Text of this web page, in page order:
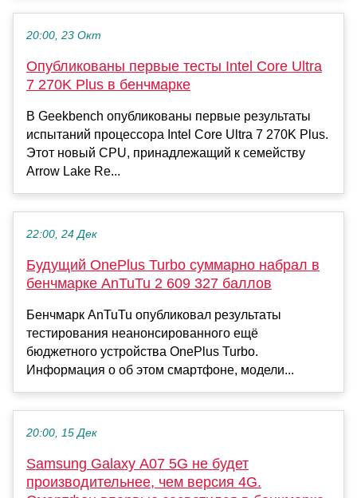
20:00, 23 Окт
Опубликованы первые тесты Intel Core Ultra
7 270K Plus в бенчмарке
В Geekbench опубликованы первые результаты
испытаний процессора Intel Core Ultra 7 270K Plus.
Этот новый CPU, принадлежащий к семейству
Arrow Lake Re...
22:00, 24 Дек
Будущий OnePlus Turbo суммарно набрал в
бенчмарке AnTuTu 2 609 327 баллов
Бенчмарк AnTuTu опубликовал результаты
тестирования неанонсированного ещё
бюджетного устройства OnePlus Turbo.
Информация о об этом смартфоне, модели...
20:00, 15 Дек
Samsung Galaxy A07 5G не будет
производительнее, чем версия 4G.